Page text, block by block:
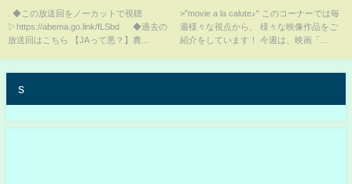
ホストが懸念「8割が色恋営業」
「曖昧すぎる」｜ABEMA的ニュ
ースショー
. ◆この放送回をノーカットで視聴
▷https://abema.go.link/fLSbd ◆過去の
放送回はこちら 【JAって悪？】農...
>"movie a la calute♪" このコーナーでは毎
週様々な視点から、 様々な映像作品をご
紹介をしています！ 今週は、映画「...
s